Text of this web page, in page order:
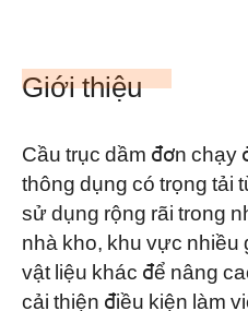
Giới thiệu
Cầu trục dầm đơn chạy
thông dụng có trọng tải
sử dụng rộng rãi trong
nhà kho, khu vực
vật liệu khác để nâng
cải thiện điều kiện làm